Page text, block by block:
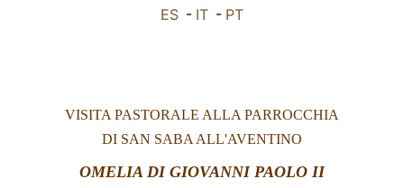
ES - IT - PT
VISITA PASTORALE ALLA PARROCCHIA
DI SAN SABA ALL'AVENTINO
OMELIA DI GIOVANNI PAOLO II